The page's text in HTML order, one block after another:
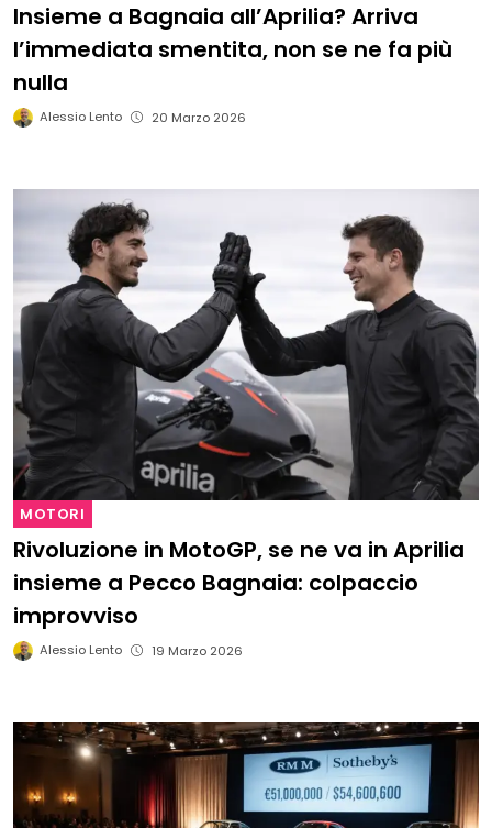
Insieme a Bagnaia all’Aprilia? Arriva
l’immediata smentita, non se ne fa più
nulla
Alessio Lento 20 Marzo 2026
MOTORI
Rivoluzione in MotoGP, se ne va in Aprilia
insieme a Pecco Bagnaia: colpaccio
improvviso
Alessio Lento 19 Marzo 2026